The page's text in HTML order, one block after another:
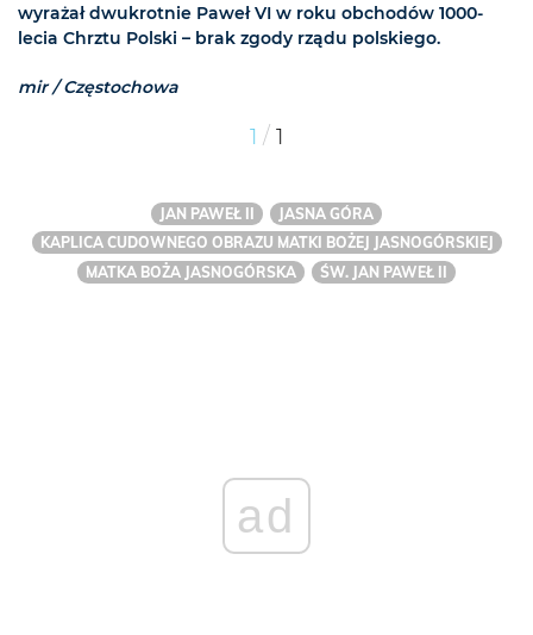
wyrażał dwukrotnie Paweł VI w roku obchodów 1000-
lecia Chrztu Polski – brak zgody rządu polskiego.
mir / Częstochowa
1 / 1
JAN PAWEŁ II
JASNA GÓRA
KAPLICA CUDOWNEGO OBRAZU MATKI BOŻEJ JASNOGÓRSKIEJ
MATKA BOŻA JASNOGÓRSKA
ŚW. JAN PAWEŁ II
ad